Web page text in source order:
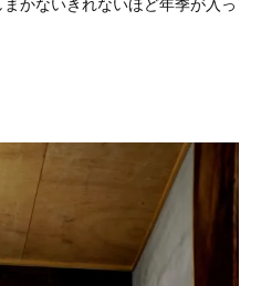
かないきれないほど年季が入っ